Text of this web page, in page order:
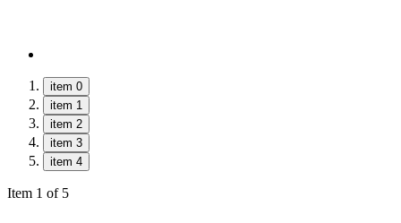
item 0
item 1
item 2
item 3
item 4
Item 1 of 5